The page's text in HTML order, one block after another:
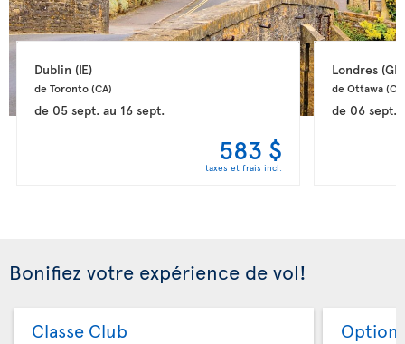
Dublin (IE)
de Toronto (CA)
de 05 sept.au 16 sept.
583 $
taxes et frais incl.
Londres (GB)
de Ottawa
de 06 sept.
Bonifiez votre expérience de vol!
Classe Club Option